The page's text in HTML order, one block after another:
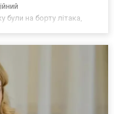
були на борту літака,